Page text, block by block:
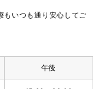
もいつも通り安心してご
午後